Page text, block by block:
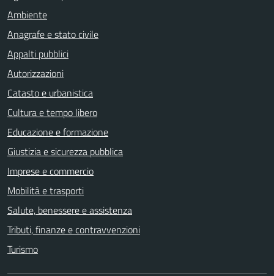
Ambiente
Anagrafe e stato civile
Appalti pubblici
Autorizzazioni
Catasto e urbanistica
Cultura e tempo libero
Educazione e formazione
Giustizia e sicurezza pubblica
Imprese e commercio
Mobilità e trasporti
Salute, benessere e assistenza
Tributi, finanze e contravvenzioni
Turismo